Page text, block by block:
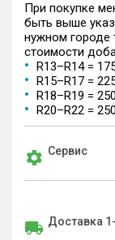
При покупке
быть выше
нужном городе
стоимости
R13–R14 =
R15–R17 =
R18–R19 =
R20–R22 =
Сервис
Доставка